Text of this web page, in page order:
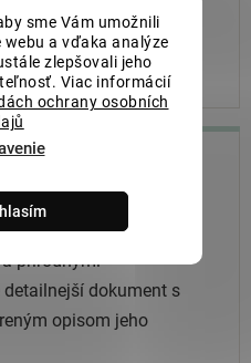
sme Vám umožnili
a vďaka analýze
zlepšovali jeho
Viac informácií
ochrany osobních
a základné
šperku
prírodnými
dokument s
opisom jeho